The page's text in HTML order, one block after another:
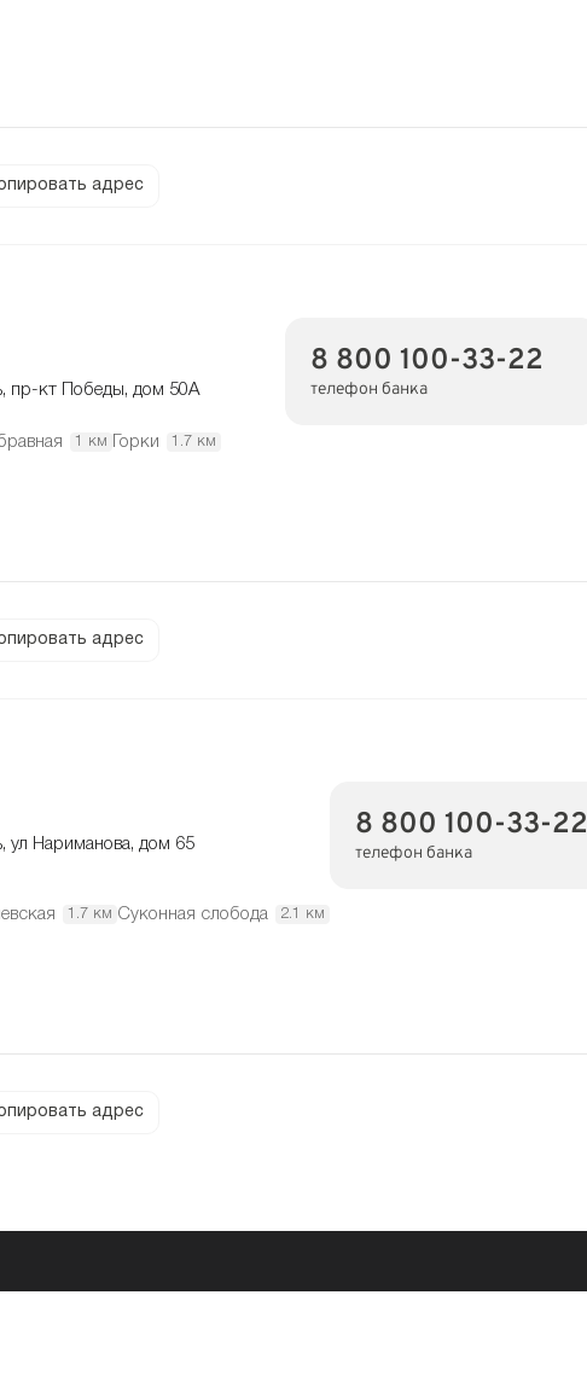
адрес
пр-кт Победы, дом 50А
1 км Горки 1.7 км
8 800 100-33-22
телефон банка
адрес
ул Нариманова, дом 65
1.7 км Суконная слобода 2.1 км
8 800 100-33-22
телефон банка
адрес